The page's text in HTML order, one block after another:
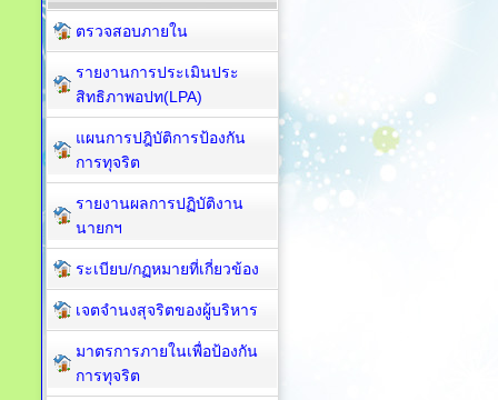
ตรวจสอบภายใน
รายงานการประเมินประ
สิทธิภาพอปท(LPA)
แผนการปฎิบัติการป้องกัน
การทุจริต
รายงานผลการปฏิบัติงาน
นายกฯ
ระเบียบ/กฏหมายที่เกี่ยวข้อง
เจตจำนงสุจริตของผู้บริหาร
มาตรการภายในเพื่อป้องกัน
การทุจริต​